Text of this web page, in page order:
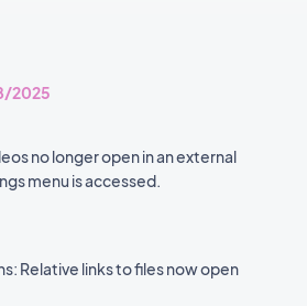
2025
no longer open in an external
menu is accessed.
Relative links to files now open